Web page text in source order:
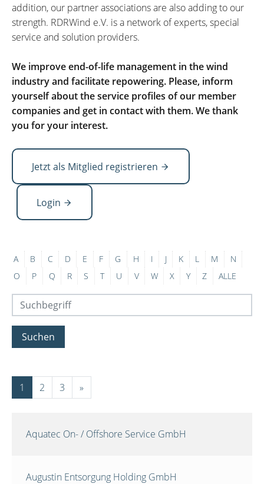
addition, our partner associations are also adding to our
strength. RDRWind e.V. is a network of experts, special
service and solution providers.
We improve end-of-life management in the wind
industry and facilitate repowering. Please, inform
yourself about the service profiles of our member
companies and get in contact with them. We thank
you for your interest.
Jetzt als Mitglied registrieren
Login
A B C D E F G H I J K L M
N
O
P Q R S T U V W X Y Z ALLE
Suchen
1 2 3 »
Aquatec On- / Offshore Service GmbH
Augustin Entsorgung Holding GmbH